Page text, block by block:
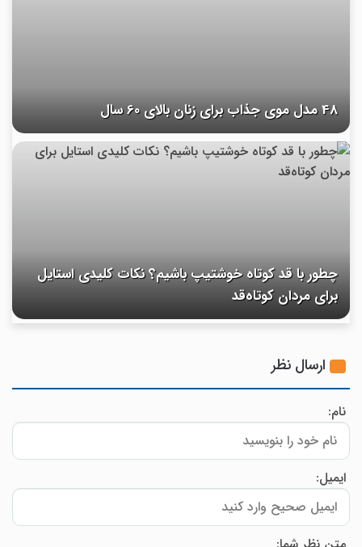
48 مدل موی جذاب برای زنان بالای 60 سال
چطور با قد کوتاه خوشتیپ باشیم؟ نکات کلیدی استایل
برای مردان کوتاه‌قد
ارسال نظر
نام:
ایمیل: